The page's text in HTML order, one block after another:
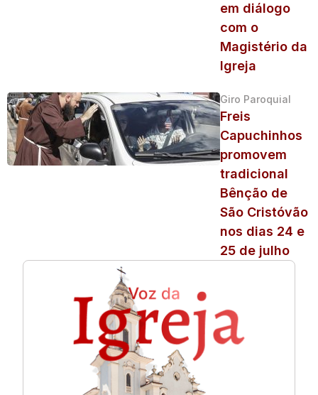
em diálogo
com o
Magistério da
Igreja
Giro Paroquial
Freis
Capuchinhos
promovem
tradicional
Bênção de
São Cristóvão
nos dias 24 e
25 de julho